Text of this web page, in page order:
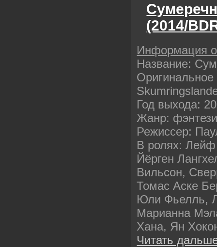
(2014/
Информация
Название:
Оригинальное
Год выхода:
Жанр:
Режиссер:
В ролях:
Йёрген
Вильсон,
Томас Аске
Юли Фьелль,
Марианна
Хана, Ян
Читать